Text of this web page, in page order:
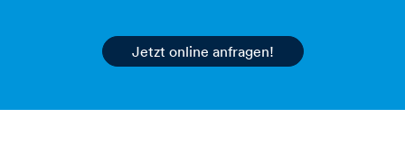
Jetzt online anfragen!